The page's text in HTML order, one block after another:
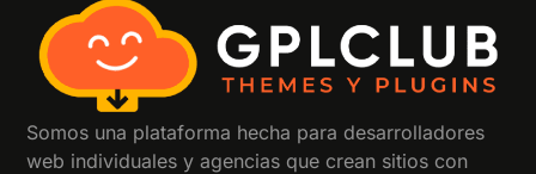
Somos una plataforma hecha para desarrolladores
web individuales y agencias que crean sitios con